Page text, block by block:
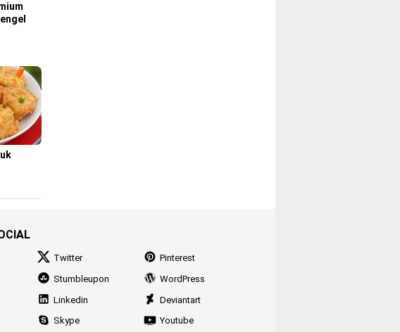
Twitter
Pinterest
Stumbleupon
WordPress
Linkedin
Deviantart
Skype Youtube